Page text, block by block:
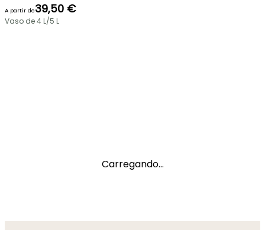
A partir de39,50 €
Vaso de 4 L/5 L
Carregando...